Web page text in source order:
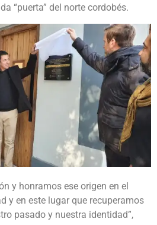
“puerta” del norte cordobés.
y honramos ese origen en el
y en este lugar que recuperamos
pasado y nuestra identidad”,